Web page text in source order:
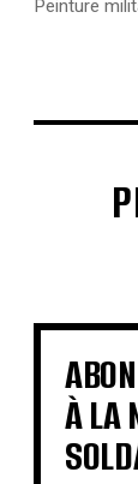
Peinture
€
À LA